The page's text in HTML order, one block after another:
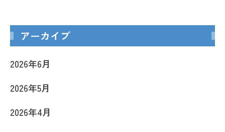
アーカイブ
2026年6月
2026年5月
2026年4月